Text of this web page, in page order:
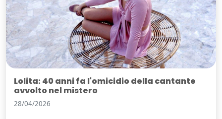
Lolita: 40 anni fa l'omicidio della cantante
avvolto nel mistero
28/04/2026